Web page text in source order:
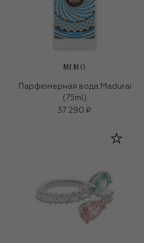
MEMO
Парфюмерная вода Madurai
(75ml)
37 290 ₽